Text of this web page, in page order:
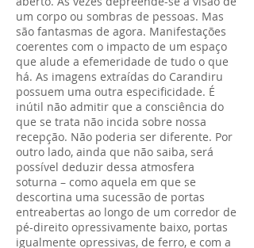
um corpo ou sombras de pessoas. Mas
são fantasmas de agora. Manifestações
coerentes com o impacto de um espaço
que alude a efemeridade de tudo o que
há. As imagens extraídas do Carandiru
possuem uma outra especificidade. É
inútil não admitir que a consciência do
que se trata não incida sobre nossa
recepção. Não poderia ser diferente. Por
outro lado, ainda que não saiba, será
possível deduzir dessa atmosfera
soturna – como aquela em que se
descortina uma sucessão de portas
entreabertas ao longo de um corredor de
pé-direito opressivamente baixo, portas
igualmente opressivas, de ferro, e com a